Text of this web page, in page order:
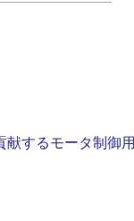
献するモータ制御